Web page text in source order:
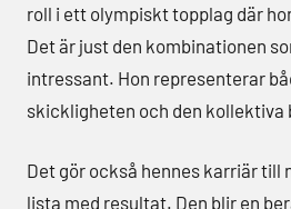
roll i ett olympiskt topplag där
Det är just den kombinationen
intressant. Hon representerar
skickligheten och den kollektiva
Det gör också hennes karriär till
lista med resultat. Den blir en